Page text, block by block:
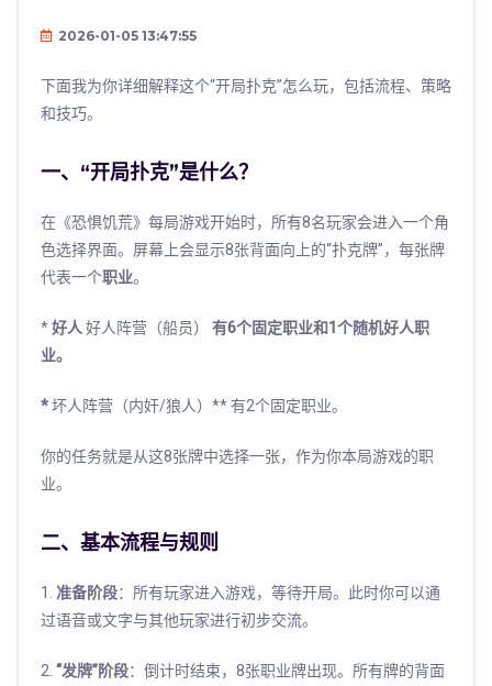
2026-01-05 13:47:55
下面我为你详细解释这个“开局扑克”怎么玩，包括流程、策略
和技巧。
一、“开局扑克”是什么？
在《恐惧饥荒》每局游戏开始时，所有8名玩家会进入一个角
色选择界面。屏幕上会显示8张背面向上的“扑克牌”，每张牌
代表一个职业。
*好人好人阵营（船员） 有6个固定职业和1个随机好人职
业。
*坏人阵营（内奸/狼人）** 有2个固定职业。
你的任务就是从这8张牌中选择一张，作为你本局游戏的职
业。
二、基本流程与规则
1.准备阶段：所有玩家进入游戏，等待开局。此时你可以通
过语音或文字与其他玩家进行初步交流。
2.“发牌”阶段：倒计时结束，8张职业牌出现。所有牌的背面